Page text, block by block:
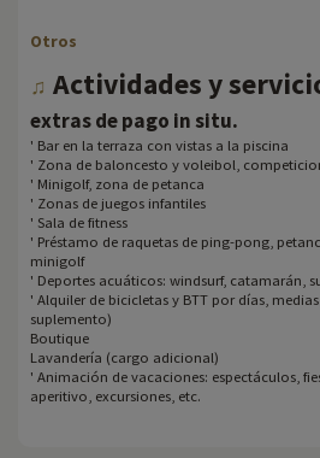
Otros
♫ Actividades y
extras de pago in situ.
' Bar en la terraza con vistas a la piscina
' Zona de baloncesto y voleibol,
' Minigolf, zona de petanca
' Zonas de juegos infantiles
' Sala de fitness
' Préstamo de raquetas de ping-pong,
minigolf
' Deportes acuáticos: windsurf, catamarán,
' Alquiler de bicicletas y BTT por días,
suplemento)
Boutique
Lavandería (cargo adicional)
' Animación de vacaciones: espectáculos,
aperitivo, excursiones, etc.